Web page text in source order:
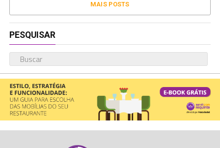
MAIS POSTS
PESQUISAR